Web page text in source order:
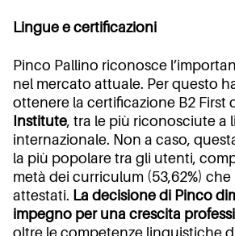
Lingue e certificazioni
Pinco Pallino riconosce
nel mercato attuale. Per questo
ottenere la certificazione B2 First
Institute, tra le più riconosciute a
internazionale. Non a caso,
la più popolare tra gli utenti,
metà dei curriculum (53,62%)
attestati. La decisione di Pinco
impegno per una crescita
oltre le competenze linguistiche